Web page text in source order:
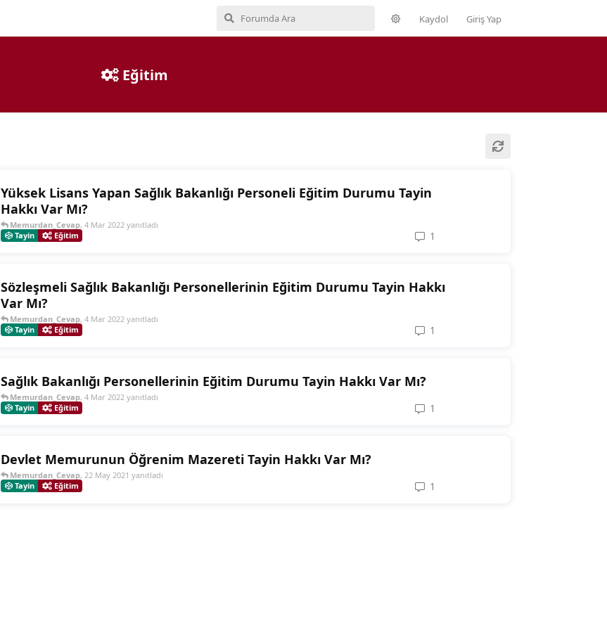
Kaydol Giriş Yap
Eğitim
Yüksek Lisans Yapan Sağlık Bakanlığı Personeli Eğitim Durumu Tayin
Hakkı Var Mı?
Tayin Eğitim
Memurdan_Cevap, 4 Mar 2022 yanıtladı
1
Sözleşmeli Sağlık Bakanlığı Personellerinin Eğitim Durumu Tayin Hakkı
Var Mı?
Tayin Eğitim
Memurdan_Cevap, 4 Mar 2022 yanıtladı
1
Sağlık Bakanlığı Personellerinin Eğitim Durumu Tayin Hakkı Var Mı?
Tayin Eğitim
Memurdan_Cevap, 4 Mar 2022 yanıtladı
1
Devlet Memurunun Öğrenim Mazereti Tayin Hakkı Var Mı?
Tayin Eğitim
Memurdan_Cevap, 22 May 2021 yanıtladı
1